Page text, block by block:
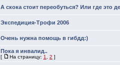
А скока стоит переобуться? Или где это
Экспедиция-Трофи 2006
Очень нужна помощь в гибдд:)
Пока я инвалид..
[ На страницу: 1 2 ]